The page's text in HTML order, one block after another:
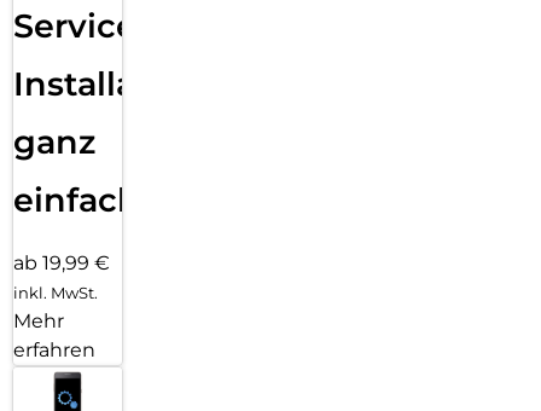
Services
Installation
ganz
einfach
ab 19,99 €
inkl. MwSt.
Mehr
erfahren